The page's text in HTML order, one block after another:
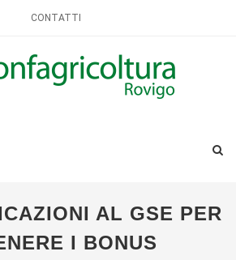
CONTATTI
AL GSE PER
I BONUS